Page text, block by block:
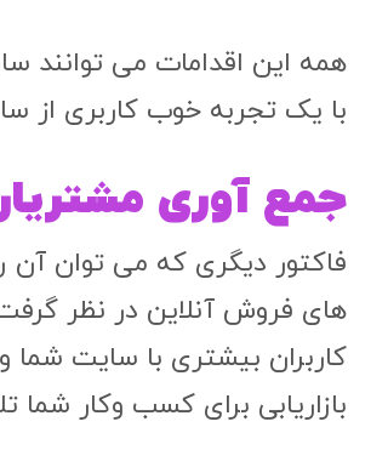
همه این اقدامات می‌ توانند
با یک تجربه خوب کاربری از
جمع آوری
فاکتور دیگری که می ‌توان آن
های فروش آنلاین در نظر
کاربران بیشتری با سایت
بازاریابی برای کسب وکار شما